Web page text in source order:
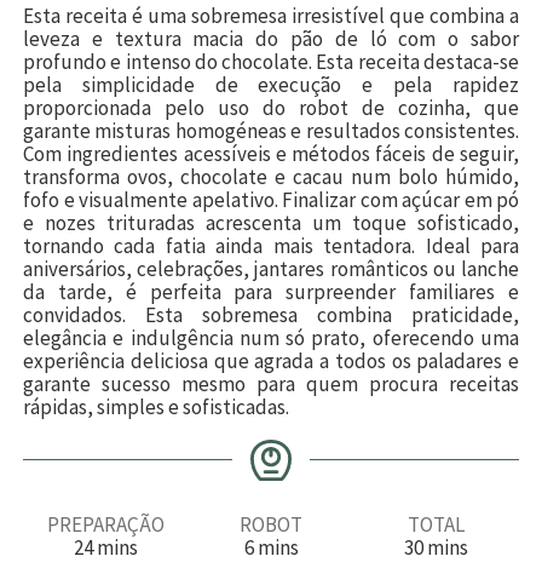
Esta receita é uma sobremesa irresistível que combina a
leveza e textura macia do pão de ló com o sabor
profundo e intenso do chocolate. Esta receita destaca-se
pela simplicidade de execução e pela rapidez
proporcionada pelo uso do robot de cozinha, que
garante misturas homogéneas e resultados consistentes.
Com ingredientes acessíveis e métodos fáceis de seguir,
transforma ovos, chocolate e cacau num bolo húmido,
fofo e visualmente apelativo. Finalizar com açúcar em pó
e nozes trituradas acrescenta um toque sofisticado,
tornando cada fatia ainda mais tentadora. Ideal para
aniversários, celebrações, jantares românticos ou lanche
da tarde, é perfeita para surpreender familiares e
convidados. Esta sobremesa combina praticidade,
elegância e indulgência num só prato, oferecendo uma
experiência deliciosa que agrada a todos os paladares e
garante sucesso mesmo para quem procura receitas
rápidas, simples e sofisticadas.
PREPARAÇÃO
24mmins
ROBOT
6mmins
TOTAL
30m
mins